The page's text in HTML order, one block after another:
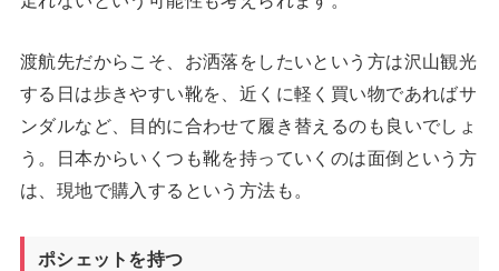
渡航先だからこそ、お洒落をしたいという方は沢山観光
する日は歩きやすい靴を、近くに軽く買い物であればサ
ンダルなど、目的に合わせて履き替えるのも良いでしょ
う。日本からいくつも靴を持っていくのは面倒という方
は、現地で購入するという方法も。
ポシェットを持つ